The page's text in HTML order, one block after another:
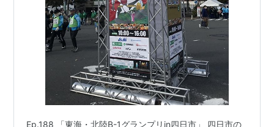
Ep.188 「東海・北陸B-1グランプリin四日市」 四日市の